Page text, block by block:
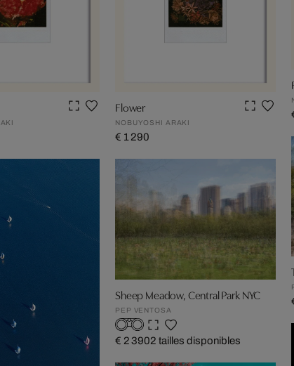
Flower
NOBUYOSHI ARAKI
€ 1 290
Sheep Meadow, Central Park NYC
PEP VENTOSA
€ 2 3902 tailles disponibles